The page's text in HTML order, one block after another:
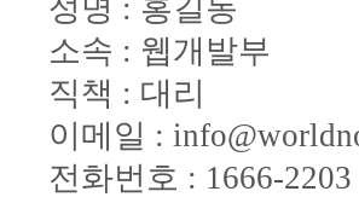
성명 : 홍길동
소속 : 웹개발부
직책 : 대리
이메일 :
전화번호 : 1666-2203